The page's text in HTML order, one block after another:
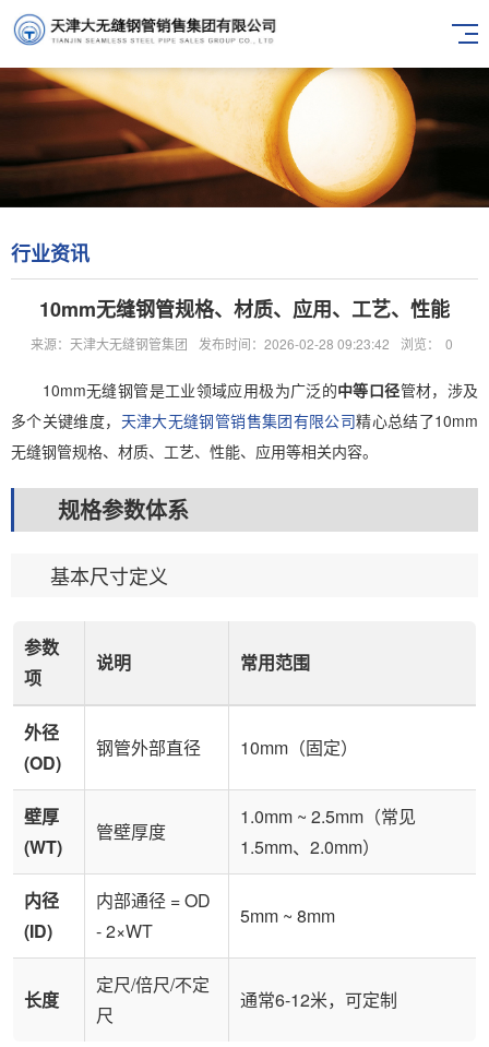
行业资讯
10mm无缝钢管规格、材质、应用、工艺、性能
来源：天津大无缝钢管集团 发布时间：2026-02-28 09:23:42 浏览： 0
10mm无缝钢管是工业领域应用极为广泛的中等口径管材，涉及
多个关键维度， 天津大无缝钢管销售集团有限公司精心总结了10mm
无缝钢管规格、材质、工艺、性能、应用等相关内容。
规格参数体系
基本尺寸定义
参数
项
说明 常用范围
外径
(OD)
钢管外部直径 10mm（固定）
壁厚
(WT)
管壁厚度
1.0mm ~ 2.5mm（常见
1.5mm、2.0mm）
内径
(ID)
内部通径 = OD
- 2×WT
5mm ~ 8mm
长度
定尺/倍尺/不定
尺
通常6-12米，可定制